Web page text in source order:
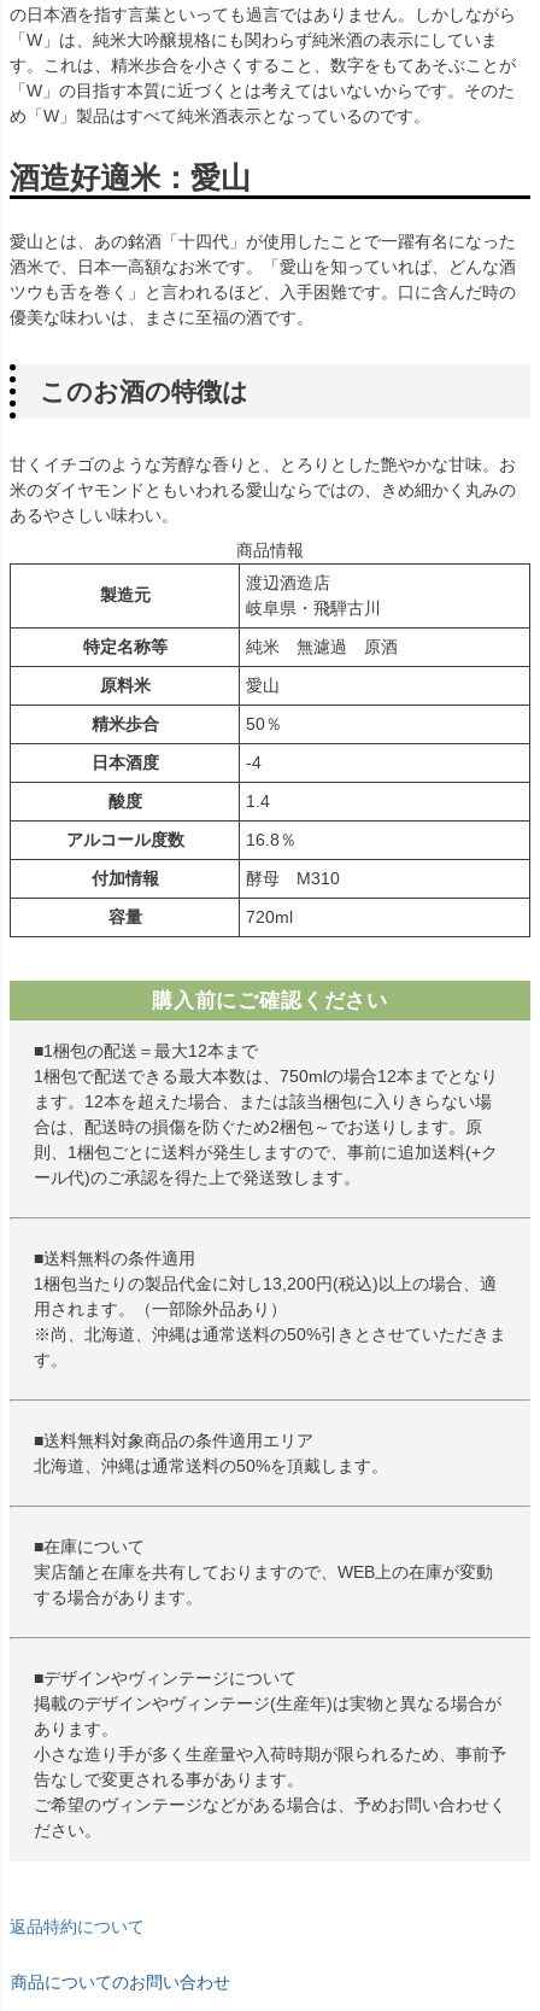
の日本酒を指す言葉といっても過言ではありません。しかしながら
「W」は、純米大吟醸規格にも関わらず純米酒の表示にしていま
す。これは、精米歩合を小さくすること、数字をもてあそぶことが
「W」の目指す本質に近づくとは考えてはいないからです。そのた
め「W」製品はすべて純米酒表示となっているのです。
酒造好適米：愛山
愛山とは、あの銘酒「十四代」が使用したことで一躍有名になった
酒米で、日本一高額なお米です。「愛山を知っていれば、どんな酒
ツウも舌を巻く」と言われるほど、入手困難です。口に含んだ時の
優美な味わいは、まさに至福の酒です。
このお酒の特徴は
甘くイチゴのような芳醇な香りと、とろりとした艶やかな甘味。お
米のダイヤモンドともいわれる愛山ならではの、きめ細かく丸みの
あるやさしい味わい。
商品情報
製造元
渡辺酒造店
岐阜県・飛騨古川
特定名称等
純米 無濾過 原酒
原料米
愛山
精米歩合
50％
日本酒度
-4
酸度
1.4
アルコール度数
16.8％
付加情報
酵母 M310
容量
720ml
購入前にご確認ください
■1梱包の配送＝最大12本まで
1梱包で配送できる最大本数は、750mlの場合12本までとなり
ます。12本を超えた場合、または該当梱包に入りきらない場
合は、配送時の損傷を防ぐため2梱包～でお送りします。原
則、1梱包ごとに送料が発生しますので、事前に追加送料(+ク
ール代)のご承認を得た上で発送致します。
■送料無料の条件適用
1梱包当たりの製品代金に対し13,200円(税込)以上の場合、適
用されます。（一部除外品あり）
※尚、北海道、沖縄は通常送料の50%引きとさせていただきま
す。
■送料無料対象商品の条件適用エリア
北海道、沖縄は通常送料の50%を頂戴します。
■在庫について
実店舗と在庫を共有しておりますので、WEB上の在庫が変動
する場合があります。
■デザインやヴィンテージについて
掲載のデザインやヴィンテージ(生産年)は実物と異なる場合が
あります。
小さな造り手が多く生産量や入荷時期が限られるため、事前予
告なしで変更される事があります。
ご希望のヴィンテージなどがある場合は、予めお問い合わせく
ださい。
返品特約について
商品についてのお問い合わせ